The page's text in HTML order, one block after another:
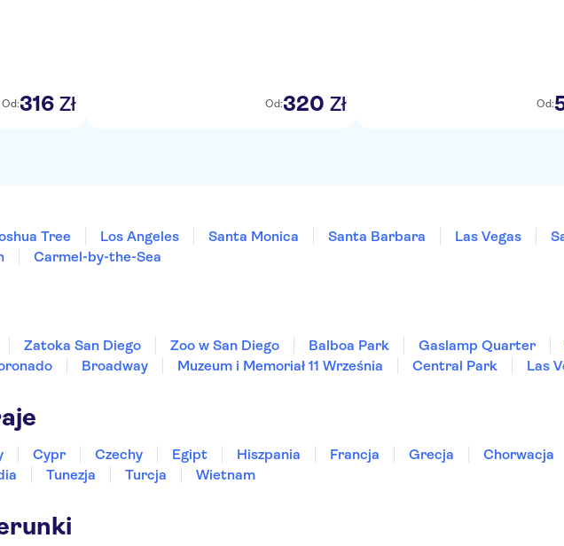
Od:316 Zł Od:320 Zł Od:
Tree Los Angeles Santa Monica Santa Barbara Las Vegas
Carmel-by-the-Sea
Zatoka San Diego Zoo w San Diego Balboa Park Gaslamp Quarter
Broadway Muzeum i Memoriał 11 Września Central Park Las
Cypr Czechy Egipt Hiszpania Francja Grecja Chorwacja
Tunezja Turcja
Wietnam